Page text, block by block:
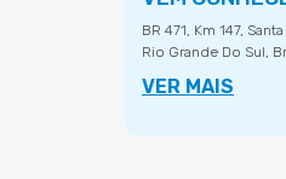
BR 471, Km 147,
Rio Grande Do Sul,
VER MAIS